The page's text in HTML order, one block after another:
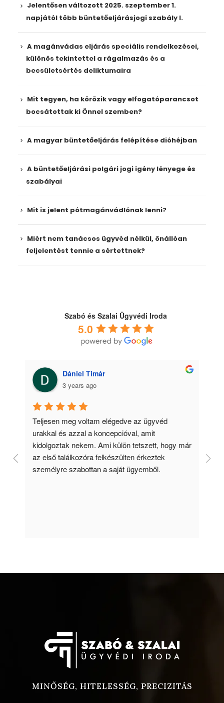
Jelentősen változott 2025. szeptember 1.
napjától több büntetőeljárásjogi szabály I.
A magánvádas eljárás speciális rendelkezései,
különös tekintettel a rágalmazás és a
becsületsértés deliktumaira
Mit tegyen, ha körözik vagy elfogatóparancsot
bocsátottak ki Önnel szemben?
A magyar büntetőeljárás felépítése dióhéjban
A büntetőeljárási polgári jogi igény lényege és
szabályai
Mit is jelent pótmagánvádlónak lenni?
Miért nem tanácsos ügyvéd nélkül, önállóan
feljelentést tennie a sértettnek?
Szabó és Szalai Ügyvédi Iroda
5.0
hogy már
Anna Vancsik-Bergou
MINŐSÉG, HITELESSÉG, PRECIZITÁS